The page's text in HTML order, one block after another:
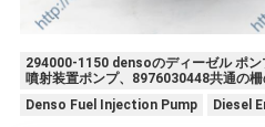
294000-1150 densoのディーゼル ポ
噴射装置ポンプ、8976030448共通の
Denso Fuel Injection Pump
Diesel